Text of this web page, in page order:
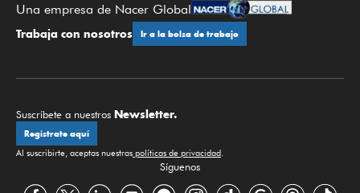
Una empresa de Nacer Global
Trabaja con nosotros Ir a la bolsa de trabajo
Suscríbete a nuestros Newsletter.
Regístrate aquí
Al suscribirte, aceptas nuestras políticas de privacidad.
Síguenos